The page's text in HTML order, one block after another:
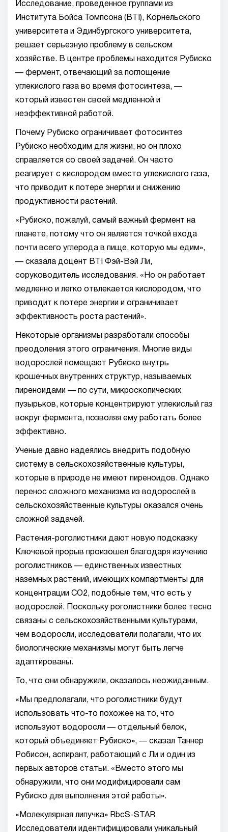
Исследование, проведенное группами из
Института Бойса Томпсона (BTI), Корнельского
университета и Эдинбургского университета,
решает серьезную проблему в сельском
хозяйстве. В центре проблемы находится Рубиско
— фермент, отвечающий за поглощение
углекислого газа во время фотосинтеза, —
который известен своей медленной и
неэффективной работой.
Почему Рубиско ограничивает фотосинтез
Рубиско необходим для жизни, но он плохо
справляется со своей задачей. Он часто
реагирует с кислородом вместо углекислого газа,
что приводит к потере энергии и снижению
продуктивности растений.
«Рубиско, пожалуй, самый важный фермент на
планете, потому что он является точкой входа
почти всего углерода в пище, которую мы едим»,
— сказала доцент BTI Фэй-Вэй Ли,
соруководитель исследования. «Но он работает
медленно и легко отвлекается кислородом, что
приводит к потере энергии и ограничивает
эффективность роста растений».
Некоторые организмы разработали способы
преодоления этого ограничения. Многие виды
водорослей помещают Рубиско внутрь
крошечных внутренних структур, называемых
пиреноидами — по сути, микроскопических
пузырьков, которые концентрируют углекислый газ
вокруг фермента, позволяя ему работать более
эффективно.
Ученые давно надеялись внедрить подобную
систему в сельскохозяйственные культуры,
которые в природе не имеют пиреноидов. Однако
перенос сложного механизма из водорослей в
сельскохозяйственные культуры оказался очень
сложной задачей.
Растения-роголистники дают новую подсказку
Ключевой прорыв произошел благодаря изучению
роголистников — единственных известных
наземных растений, имеющих компартменты для
концентрации CO2, подобные тем, что есть у
водорослей. Поскольку роголистники более тесно
связаны с сельскохозяйственными культурами,
чем водоросли, исследователи полагали, что их
биологические механизмы могут быть легче
адаптированы.
То, что они обнаружили, оказалось неожиданным.
«Мы предполагали, что роголистники будут
использовать что-то похожее на то, что
используют водоросли — отдельный белок,
который объединяет Рубиско», — сказал Таннер
Робисон, аспирант, работающий с Ли и один из
первых авторов статьи. «Вместо этого мы
обнаружили, что они модифицировали сам
Рубиско для выполнения этой работы».
«Молекулярная липучка» RbcS-STAR
Исследователи идентифицировали уникальный